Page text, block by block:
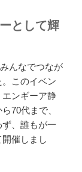
として輝
んなでつなが
このイベン
ンギーア静
70代まで、
、誰もが一
催しまし